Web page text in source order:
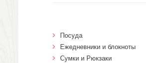
Посуда
Ежедневники и блокноты
Сумки и Рюкзаки